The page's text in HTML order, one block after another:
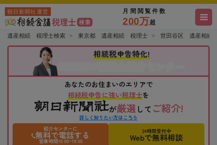
朝日新聞社運営 月間閲覧件数
200万超
遺産相続 税理士検索 東京都 遺産相続 税理士 世田谷区 遺産相続
相続税申告特化!
あなたのお住まいのエリアで
相続税申告に強い税理士を
が厳選 して ご紹介!
詳しく知りたい方はこちら
紹介センターに
無料で電話する
営業時間10:00~19:00
24時間受付中
Webで無料相談